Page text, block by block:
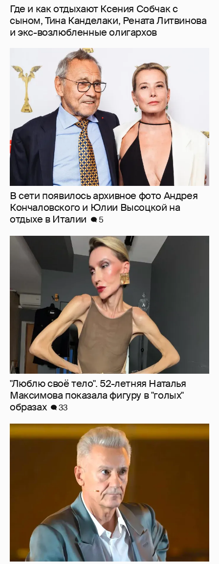
Где и как отдыхают Ксения Собчак с
сыном, Тина Канделаки, Рената Литвинова
и экс-возлюбленные олигархов
В сети появилось архивное фото Андрея
Кончаловского и Юлии Высоцкой на
отдыхе в Италии
5
"Люблю своё тело". 52-летняя Наталья
Максимова показала фигуру в "голых"
образах
33